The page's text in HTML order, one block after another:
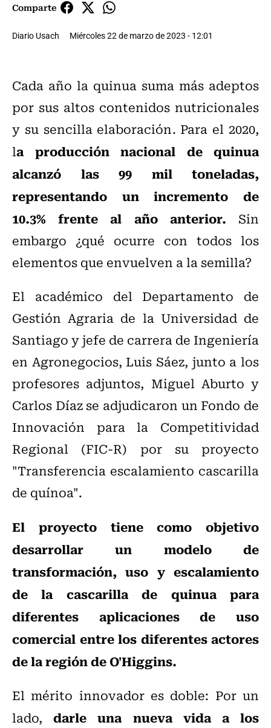
Comparte
Diario Usach Miércoles 22 de marzo de 2023 - 12:01
Cada año la quinua suma más adeptos
por sus altos contenidos nutricionales
y su sencilla elaboración. Para el 2020,
la producción nacional de quinua
alcanzó las 99 mil toneladas,
representando un incremento de
10.3% frente al año anterior. Sin
embargo ¿qué ocurre con todos los
elementos que envuelven a la semilla?
El académico del Departamento de
Gestión Agraria de la Universidad de
Santiago y jefe de carrera de Ingeniería
en Agronegocios, Luis Sáez, junto a los
profesores adjuntos, Miguel Aburto y
Carlos Díaz se adjudicaron un Fondo de
Innovación para la Competitividad
Regional (FIC-R) por su proyecto
"Transferencia escalamiento cascarilla
de quínoa".
El proyecto tiene como objetivo
desarrollar un modelo de
transformación, uso y escalamiento
de la cascarilla de quinua para
diferentes aplicaciones de uso
comercial entre los diferentes actores
de la región de O'Higgins.
El mérito innovador es doble: Por un
lado,darle una nueva vida a los